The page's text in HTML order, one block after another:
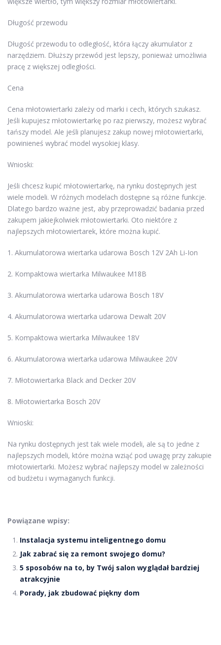
Długość przewodu
Długość przewodu to odległość, która łączy akumulator z
narzędziem. Dłuższy przewód jest lepszy, ponieważ umożliwia
pracę z większej odległości.
Cena
Cena młotowiertarki zależy od marki i cech, których szukasz.
Jeśli kupujesz młotowiertarkę po raz pierwszy, możesz wybrać
tańszy model. Ale jeśli planujesz zakup nowej młotowiertarki,
powinieneś wybrać model wysokiej klasy.
Wnioski:
Jeśli chcesz kupić młotowiertarkę, na rynku dostępnych jest
wiele modeli. W różnych modelach dostępne są różne funkcje.
Dlatego bardzo ważne jest, aby przeprowadzić badania przed
zakupem jakiejkolwiek młotowiertarki. Oto niektóre z
najlepszych młotowiertarek, które można kupić.
1. Akumulatorowa wiertarka udarowa Bosch 12V 2Ah Li-Ion
2. Kompaktowa wiertarka Milwaukee M18B
3. Akumulatorowa wiertarka udarowa Bosch 18V
4. Akumulatorowa wiertarka udarowa Dewalt 20V
5. Kompaktowa wiertarka Milwaukee 18V
6. Akumulatorowa wiertarka udarowa Milwaukee 20V
7. Młotowiertarka Black and Decker 20V
8. Młotowiertarka Bosch 20V
Wnioski:
Na rynku dostępnych jest tak wiele modeli, ale są to jedne z
najlepszych modeli, które można wziąć pod uwagę przy zakupie
młotowiertarki. Możesz wybrać najlepszy model w zależności
od budżetu i wymaganych funkcji.
Powiązane wpisy:
Instalacja systemu inteligentnego domu
Jak zabrać się za remont swojego domu?
5 sposobów na to, by Twój salon wyglądał bardziej
atrakcyjnie
Porady, jak zbudować piękny dom